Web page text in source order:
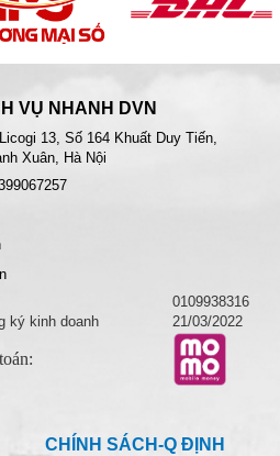
VỤ NHANH DVN
13, Số 164 Khuất Duy Tiến,
Xuân, Hà Nội
0109938316
ký kinh doanh
21/03/2022
CHÍNH SÁCH-Q ĐỊNH